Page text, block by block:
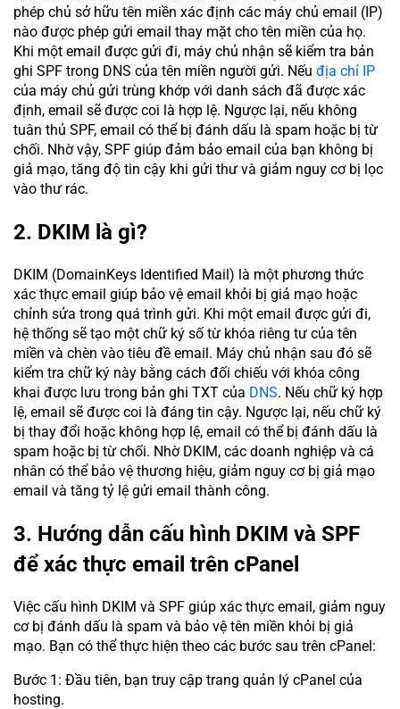
phép chủ sở hữu tên miền xác định các máy chủ email (IP)
nào được phép gửi email thay mặt cho tên miền của họ.
Khi một email được gửi đi, máy chủ nhận sẽ kiểm tra bản
ghi SPF trong DNS của tên miền người gửi. Nếu địa chỉ IP
của máy chủ gửi trùng khớp với danh sách đã được xác
định, email sẽ được coi là hợp lệ. Ngược lại, nếu không
tuân thủ SPF, email có thể bị đánh dấu là spam hoặc bị từ
chối. Nhờ vậy, SPF giúp đảm bảo email của bạn không bị
giả mạo, tăng độ tin cậy khi gửi thư và giảm nguy cơ bị lọc
vào thư rác.
2. DKIM là gì?
DKIM (DomainKeys Identified Mail) là một phương thức
xác thực email giúp bảo vệ email khỏi bị giả mạo hoặc
chỉnh sửa trong quá trình gửi. Khi một email được gửi đi,
hệ thống sẽ tạo một chữ ký số từ khóa riêng tư của tên
miền và chèn vào tiêu đề email. Máy chủ nhận sau đó sẽ
kiểm tra chữ ký này bằng cách đối chiếu với khóa công
khai được lưu trong bản ghi TXT của DNS. Nếu chữ ký hợp
lệ, email sẽ được coi là đáng tin cậy. Ngược lại, nếu chữ ký
bị thay đổi hoặc không hợp lệ, email có thể bị đánh dấu là
spam hoặc bị từ chối. Nhờ DKIM, các doanh nghiệp và cá
nhân có thể bảo vệ thương hiệu, giảm nguy cơ bị giả mạo
email và tăng tỷ lệ gửi email thành công.
3. Hướng dẫn cấu hình DKIM và SPF
để xác thực email trên cPanel
Việc cấu hình DKIM và SPF giúp xác thực email, giảm nguy
cơ bị đánh dấu là spam và bảo vệ tên miền khỏi bị giả
mạo. Bạn có thể thực hiện theo các bước sau trên cPanel:
Bước 1: Đầu tiên, bạn truy cập trang quản lý cPanel của
hosting.